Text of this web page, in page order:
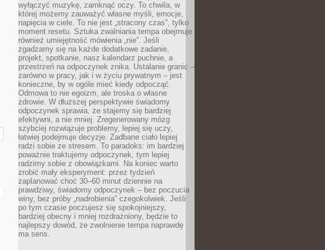
wyłączyć muzykę, zamknąć oczy. To chwila, w
której możemy zauważyć własne myśli, emocje,
napięcia w ciele. To nie jest „stracony czas”, tylko
moment resetu. Sztuka zwalniania tempa obejmuje
również umiejętność mówienia „nie”. Jeśli
zgadzamy się na każde dodatkowe zadanie,
projekt, spotkanie, nasz kalendarz puchnie, a
przestrzeń na odpoczynek znika. Ustalanie granic –
zarówno w pracy, jak i w życiu prywatnym – jest
konieczne, by w ogóle mieć kiedy odpocząć.
Odmowa to nie egoizm, ale troska o własne
zdrowie. W dłuższej perspektywie świadomy
odpoczynek sprawia, że stajemy się bardziej
efektywni, a nie mniej. Zregenerowany mózg
szybciej rozwiązuje problemy, lepiej się uczy,
łatwiej podejmuje decyzje. Zadbane ciało lepiej
radzi sobie ze stresem. To paradoks: im bardziej
poważnie traktujemy odpoczynek, tym lepiej
radzimy sobie z obowiązkami. Na koniec warto
zrobić mały eksperyment: przez tydzień
zaplanować choć 30–60 minut dziennie na
prawdziwy, świadomy odpoczynek – bez poczucia
winy, bez próby „nadrobienia” czegokolwiek. Jeśli
po tym czasie poczujesz się spokojniejszy,
bardziej obecny i mniej rozdrażniony, będzie to
najlepszy dowód, że zwolnienie tempa naprawdę
ma sens.